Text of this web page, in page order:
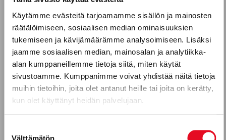
Käytämme evästeitä tarjoamamme sisällön ja mainosten
räätälöimiseen, sosiaalisen median ominaisuuksien
tukemiseen ja kävijämäärämme analysoimiseen. Lisäksi
jaamme sosiaalisen median, mainosalan ja analytiikka-
alan kumppaneillemme tietoja siitä, miten käytät
sivustoamme. Kumppanimme voivat yhdistää näitä tietoja
muihin tietoihin, joita olet antanut heille tai joita on kerätty,
kun olet käyttänyt heidän palvelujaan.
Välttämätön
Lue myös
Puhelinnumero
Mitkä seuraavista aihealueista
kiinnostavat sinua?